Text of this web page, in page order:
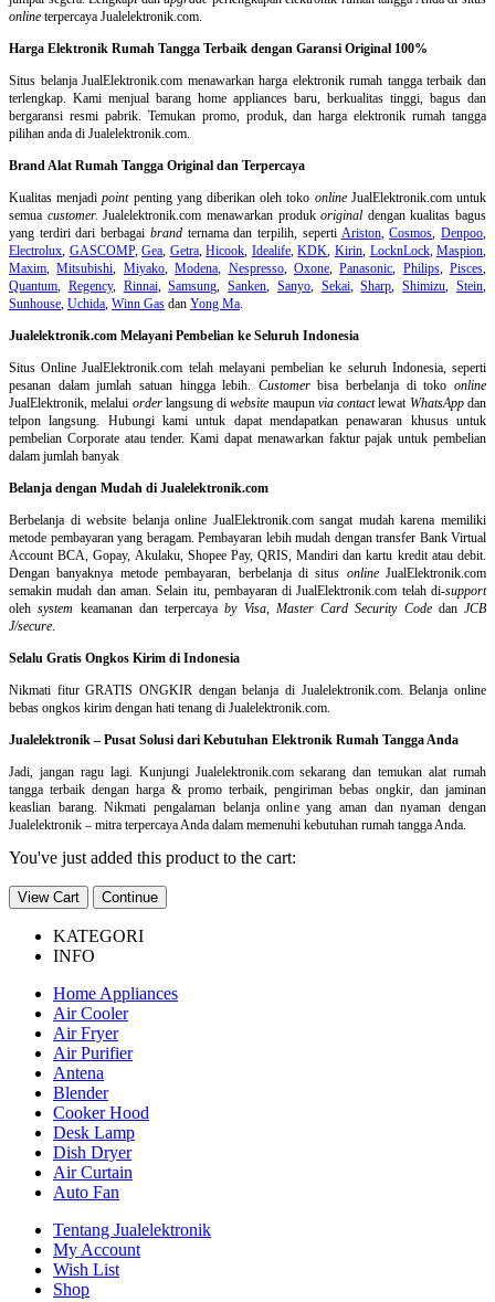
online terpercaya Jualelektronik.com.
Harga Elektronik Rumah Tangga Terbaik dengan Garansi Original 100%
Situs belanjaJualElektronik.com menawarkan harga elektronik rumah tangga terbaik dan
terlengkap. Kami menjual barang home appliances baru, berkualitas tinggi, bagus dan
bergaransi resmi pabrik. Temukan promo, produk, dan harga elektronik rumah tangga
pilihan anda di Jualelektronik.com.
Brand Alat Rumah Tangga Original dan Terpercaya
Kualitas menjadipointpenting yang diberikan oleh toko onlineJualElektronik.com untuk
semua customer. Jualelektronik.com menawarkan produkoriginal dengan kualitas bagus
yang terdiri dari berbagai brandternama dan terpilih, seperti Ariston,Cosmos ,Denpoo
Electrolux GASCOMP,Gea Getra,Hicook Idealife,KDK Kirin, LocknLock,Maspion
Maxim ,Mitsubishi Miyako,Modena Nespresso, Oxone,Panasonic Philips, Pisces
Quantum
Regency, Rinnai,Samsung ,Sanken Sanyo, Sekai,Sharp ,Shimizu ,Stein
Sunhouse Uchida Winn Gas dan Yong Ma
Jualelektronik.com Melayani Pembelian ke Seluruh Indonesia
Situs Online JualElektronik.com telah melayani pembelian ke seluruh Indonesia, seperti
pesanan dalam jumlah satuan hingga lebih. Customerbisa berbelanja di tokoonline
JualElektronik, melalui orderlangsung diwebsite maupun via contactlewat WhatsAppdan
telpon langsung
Hubungi kami untuk dapat mendapatkan penawaran khusus untuk
pembelian Corporate atau tender. Kami dapat menawarkan faktur pajak untuk pembelian
dalam jumlah banyak
Belanja dengan Mudah di Jualelektronik.com
Berbelanja diwebsite belanja online JualElektronik.com sangat mudah karena memiliki
metode pembayaran yang beragam. Pembayaran lebih mudah dengan transfer Bank Virtual
Account BCA, Gopay, Akulaku, Shopee Pay, QRIS, Mandiri dan kartu kredit atau debit.
Dengan banyaknya metode pembayaran, berbelanja di situs onlineJualElektronik.com
semakin mudah dan aman. Selain itu, pembayaran di JualElektronik.com telah di-support
olehsystem keamanan dan terpercayaby Visa, Master Card Security Codedan JCB
J/secure
Selalu Gratis Ongkos Kirim di Indonesia
Nikmati fitur GRATIS ONGKIR dengan belanja di Jualelektronik.com. Belanja online
bebas ongkos kirim dengan hati tenang di Jualelektronik.com.
Jualelektronik – Pusat Solusi dari Kebutuhan Elektronik Rumah Tangga Anda
Jadi, jangan ragu lagi. Kunjungi Jualelektronik.com sekarang dan temukan alat rumah
tangga terbaik dengan harga & promo terbaik, pengiriman bebas ongkir, dan jaminan
keaslian barang. Nikmati pengalaman belanja online yang aman dan nyaman dengan
Jualelektronik – mitra terpercaya Anda dalam memenuhi kebutuhan rumah tangga Anda.
You've just added this product to the cart:
View Cart Continue
KATEGORI
INFO
Home Appliances
Air Cooler
Air Fryer
Air Purifier
Antena
Blender
Cooker Hood
Desk Lamp
Dish Dryer
Air Curtain
Auto Fan
Tentang Jualelektronik
My Account
Wish List
Shop